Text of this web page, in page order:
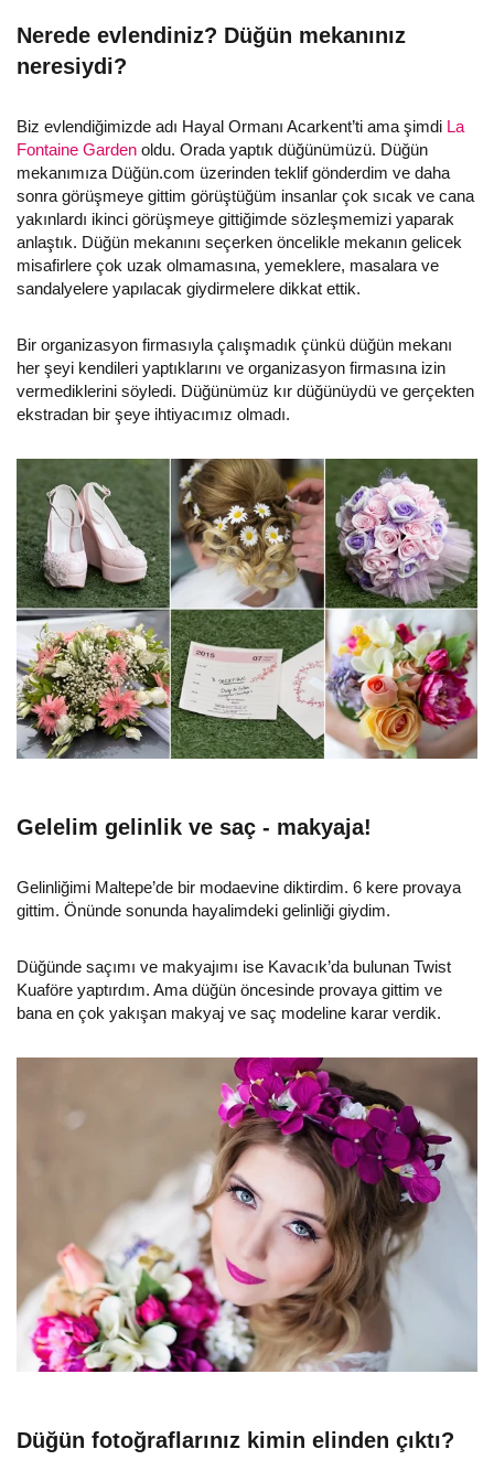
Nerede evlendiniz? Düğün mekanınız
neresiydi?
Biz evlendiğimizde adı Hayal Ormanı Acarkent’ti ama şimdi La
Fontaine Garden oldu. Orada yaptık düğünümüzü. Düğün
mekanımıza Düğün.com üzerinden teklif gönderdim ve daha
sonra görüşmeye gittim görüştüğüm insanlar çok sıcak ve cana
yakınlardı ikinci görüşmeye gittiğimde sözleşmemizi yaparak
anlaştık. Düğün mekanını seçerken öncelikle mekanın gelicek
misafirlere çok uzak olmamasına, yemeklere, masalara ve
sandalyelere yapılacak giydirmelere dikkat ettik.
Bir organizasyon firmasıyla çalışmadık çünkü düğün mekanı
her şeyi kendileri yaptıklarını ve organizasyon firmasına izin
vermediklerini söyledi. Düğünümüz kır düğünüydü ve gerçekten
ekstradan bir şeye ihtiyacımız olmadı.
Gelelim gelinlik ve saç - makyaja!
Gelinliğimi Maltepe’de bir modaevine diktirdim. 6 kere provaya
gittim. Önünde sonunda hayalimdeki gelinliği giydim.
Düğünde saçımı ve makyajımı ise Kavacık’da bulunan Twist
Kuaföre yaptırdım. Ama düğün öncesinde provaya gittim ve
bana en çok yakışan makyaj ve saç modeline karar verdik.
Düğün fotoğraflarınız kimin elinden çıktı?